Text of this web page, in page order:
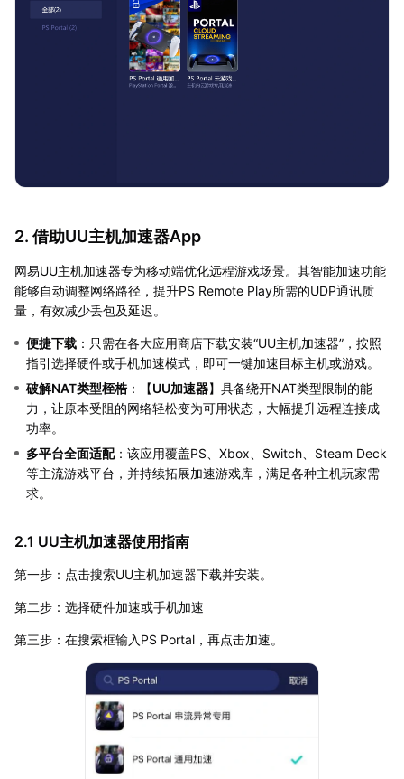
2. 借助UU主机加速器App
网易UU主机加速器专为移动端优化远程游戏场景。其智能加速功能
能够自动调整网络路径，提升PS Remote Play所需的UDP通讯质
量，有效减少丢包及延迟。
便捷下载 ：只需在各大应用商店下载安装“UU主机加速器”，按照
指引选择硬件或手机加速模式，即可一键加速目标主机或游戏。
破解NAT类型桎梏：【UU加速器】具备绕开NAT类型限制的能
力，让原本受阻的网络轻松变为可用状态，大幅提升远程连接成
功率。
多平台全面适配：该应用覆盖PS、Xbox、Switch、Steam Deck
等主流游戏平台，并持续拓展加速游戏库，满足各种主机玩家需
求。
2.1 UU主机加速器使用指南
第一步：点击搜索UU主机加速器下载并安装。
第二步：选择硬件加速或手机加速
第三步：在搜索框输入PS Portal，再点击加速。